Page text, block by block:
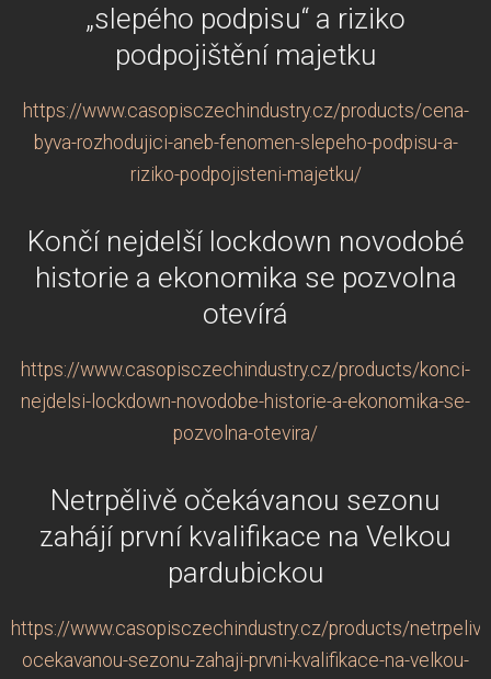
„slepého podpisu“ a riziko
podpojištění majetku
https://www.casopisczechindustry.cz/products/cena-
byva-rozhodujici-aneb-fenomen-slepeho-podpisu-a-
riziko-podpojisteni-majetku/
Končí nejdelší lockdown novodobé
historie a ekonomika se pozvolna
otevírá
https://www.casopisczechindustry.cz/products/konci-
nejdelsi-lockdown-novodobe-historie-a-ekonomika-se-
pozvolna-otevira/
Netrpělivě očekávanou sezonu
zahájí první kvalifikace na Velkou
pardubickou
https://www.casopisczechindustry.cz/products/
ocekavanou-sezonu-zahaji-prvni-kvalifikace-na-velkou-